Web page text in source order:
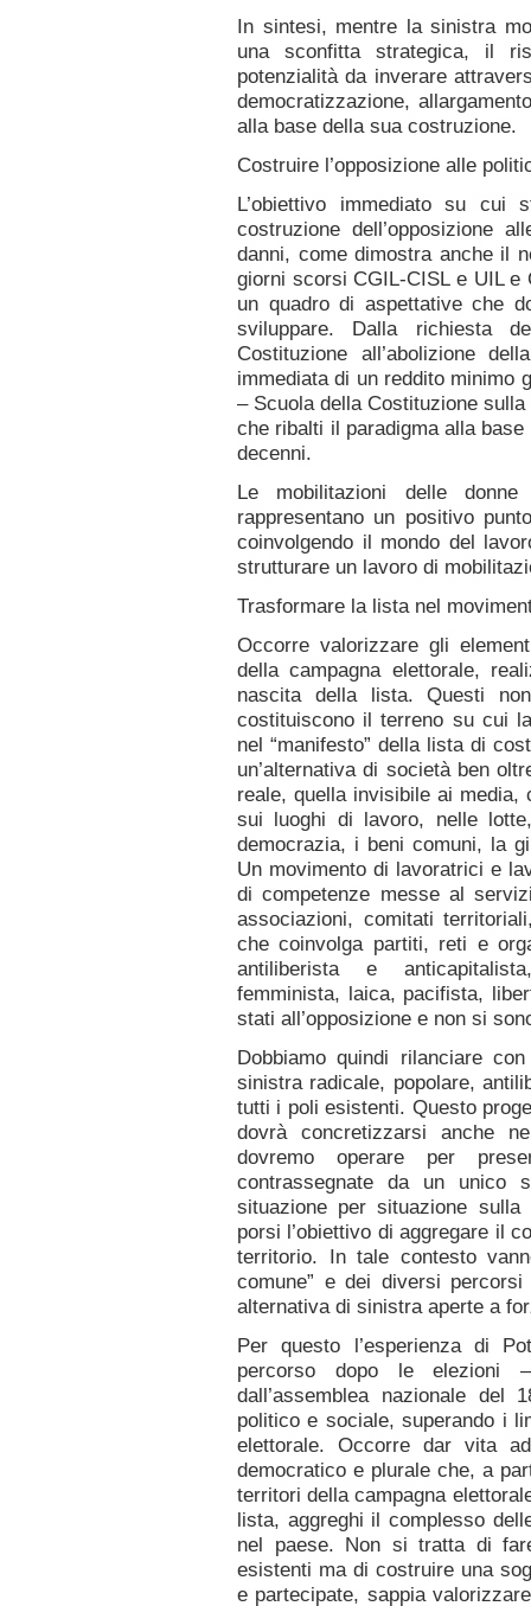
In sintesi, mentre la sinistra
una sconfitta strategica, il
potenzialità da inverare
democratizzazione,
alla base della sua costruzione.
Costruire l’opposizione alle
L’obiettivo immediato su cui
costruzione dell’opposizione
danni, come dimostra anche il
giorni scorsi CGIL-CISL e UIL e
un quadro di aspettative che
sviluppare. Dalla richiesta
Costituzione all’abolizione
immediata di un reddito minimo
– Scuola della Costituzione
che ribalti il paradigma alla
decenni.
Le mobilitazioni delle
rappresentano un positivo
coinvolgendo il mondo del
strutturare un lavoro di
Trasformare la lista nel
Occorre valorizzare gli
della campagna elettorale,
nascita della lista. Questi
costituiscono il terreno su cui
nel “manifesto” della lista di
un’alternativa di società ben
reale, quella invisibile ai
sui luoghi di lavoro, nelle
democrazia, i beni comuni, la
Un movimento di lavoratrici e
di competenze messe al
associazioni, comitati
che coinvolga partiti, reti e
antiliberista e
femminista, laica, pacifista,
stati all’opposizione e non si
Dobbiamo quindi rilanciare
sinistra radicale, popolare,
tutti i poli esistenti. Questo
dovrà concretizzarsi anche
dovremo operare per
contrassegnate da un unico
situazione per situazione
porsi l’obiettivo di aggregare il
territorio. In tale contesto
comune” e dei diversi
alternativa di sinistra aperte a
Per questo l’esperienza di
percorso dopo le elezioni
dall’assemblea nazionale
politico e sociale, superando i
elettorale. Occorre dar vita
democratico e plurale che, a
territori della campagna
lista, aggreghi il complesso
nel paese. Non si tratta di
esistenti ma di costruire una
e partecipate, sappia